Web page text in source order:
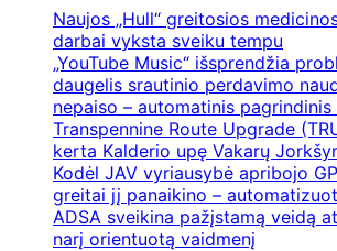
Naujos „Hull“ greitosios
darbai vyksta sveiku tempu
„YouTube Music“ išsprendžia
daugelis srautinio perdavimo
nepaiso – automatinis pagrindinis
Transpennine Route Upgrade
kerta Kalderio upę Vakarų
Kodėl JAV vyriausybė apribojo
greitai jį panaikino –
ADSA sveikina pažįstamą veidą
narį orientuotą vaidmenį